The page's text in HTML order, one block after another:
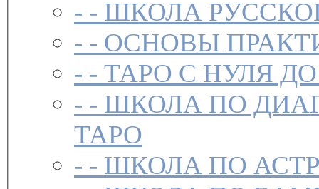
- - ШКОЛА
- - ОСНОВЫ
- - ТАРО С НУЛЯ
- - ШКОЛА ПО
ТАРО
- - ШКОЛА ПО